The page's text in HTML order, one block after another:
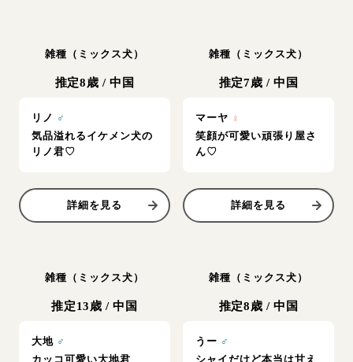
雑種（ミックス犬）
推定8歳 / 中国
リノ ♂
気品溢れるイケメン犬の
リノ君♡
詳細を見る
雑種（ミックス犬）
推定7歳 / 中国
マーヤ ♀
笑顔が可愛い頑張り屋さ
ん♡
詳細を見る
雑種（ミックス犬）
推定13歳 /中国
大地 ♂
カッコ可愛い大地君
雑種（ミックス犬）
推定8歳 / 中国
うー ♂
シャイだけど本当は甘え